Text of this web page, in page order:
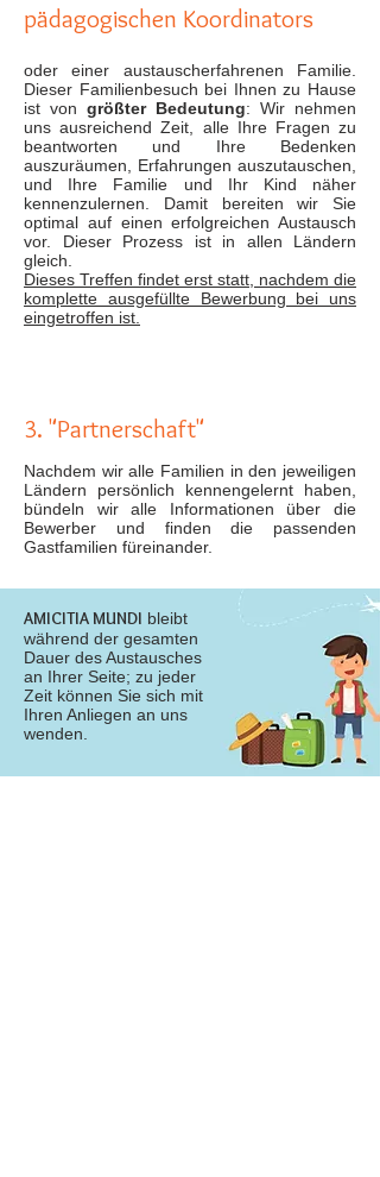
pädagogischen Koordinators
oder einer austauscherfahrenen Familie.
Dieser Familienbesuch bei Ihnen zu Hause
ist von größter Bedeutung: Wir nehmen
uns ausreichend Zeit, alle Ihre Fragen zu
beantworten und Ihre Bedenken
auszuräumen, Erfahrungen auszutauschen,
und Ihre Familie und Ihr Kind näher
kennenzulernen. Damit bereiten wir Sie
optimal auf einen erfolgreichen Austausch
vor. Dieser Prozess ist in allen Ländern
gleich.
Dieses Treffen findet erst statt, nachdem die
komplette ausgefüllte Bewerbung bei uns
eingetroffen ist.
3. "Partnerschaft"
Nachdem wir alle Familien in den jeweiligen
Ländern persönlich kennengelernt haben,
bündeln wir alle Informationen über die
Bewerber und finden die passenden
Gastfamilien füreinander.
AMICITIA MUNDI bleibt
während der gesamten
Dauer des Austausches
an Ihrer Seite; zu jeder
Zeit können Sie sich mit
Ihren Anliegen an uns
wenden.